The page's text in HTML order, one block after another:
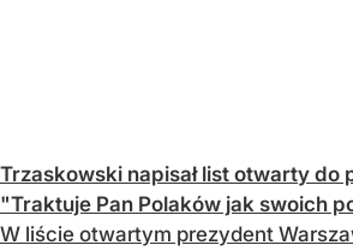
Trzaskowski napisał list otwarty do
"Traktuje Pan Polaków jak swoich
W liście otwartym prezydent